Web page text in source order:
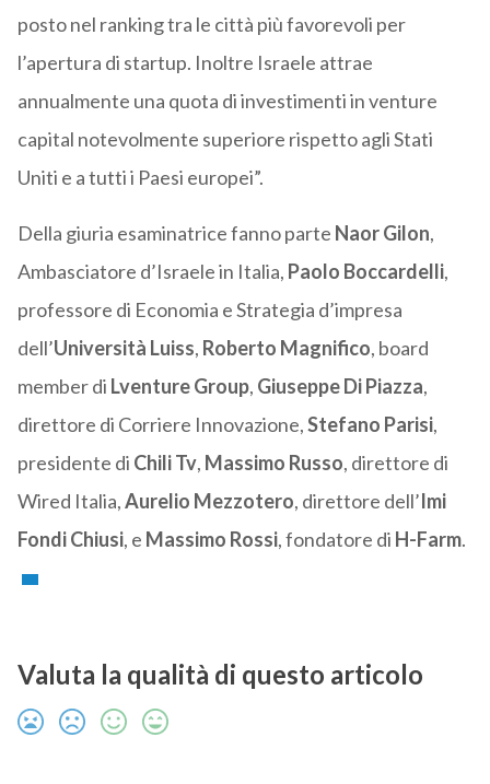
posto nel ranking tra le città più favorevoli per
l’apertura di startup. Inoltre Israele attrae
annualmente una quota di investimenti in venture
capital notevolmente superiore rispetto agli Stati
Uniti e a tutti i Paesi europei”.
Della giuria esaminatrice fanno parte Naor Gilon,
Ambasciatore d’Israele in Italia, Paolo Boccardelli,
professore di Economia e Strategia d’impresa
dell’Università Luiss, Roberto Magnifico, board
member di Lventure Group, Giuseppe Di Piazza,
direttore di Corriere Innovazione,Stefano Parisi,
presidente di Chili Tv, Massimo Russo, direttore di
Wired Italia,Aurelio Mezzotero, direttore dell’Imi
Fondi Chiusi, e Massimo Rossi, fondatore di H-Farm.
Valuta la qualità di questo articolo